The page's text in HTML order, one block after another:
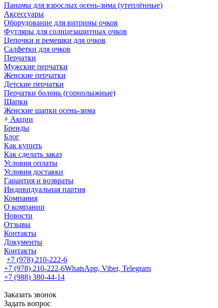
Панамы для взрослых осень-зима (утеплённые)
Аксессуары
Оборудование для витрины очков
Футляры для солнцезащитных очков
Цепочки и ремешки для очков
Салфетки для очков
Перчатки
Мужские перчатки
Женские перчатки
Детские перчатки
Перчатки болонь (горнолыжные)
Шапки
Женские шапки осень-зима
Акции
Бренды
Блог
Как купить
Как сделать заказ
Условия оплаты
Условия доставки
Гарантия и возвраты
Индивидуальная партия
Компания
О компании
Новости
Отзывы
Контакты
Документы
Контакты
+7 (978) 210-222-6
+7 (978) 210-222-6WhatsApp, Viber, Telegram
+7 (988) 380-44-14
Заказать звонок
Задать вопрос